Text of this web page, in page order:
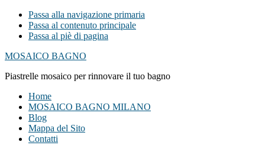
Passa alla navigazione primaria
Passa al contenuto principale
Passa al piè di pagina
MOSAICO BAGNO
Piastrelle mosaico per rinnovare il tuo bagno
Home
MOSAICO BAGNO MILANO
Blog
Mappa del Sito
Contatti